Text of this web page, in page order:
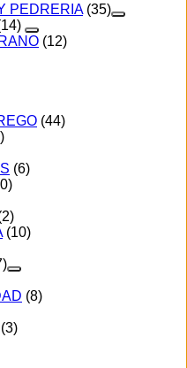
PEDRERIA (35)
(12)
(44)
(6)
(10)
(8)
(3)